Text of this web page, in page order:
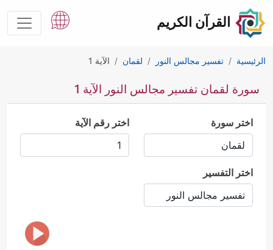
القرآن الكريم
الرئيسية تفسير مجالس النور لقمان الآية 1
سورة لقمان تفسير مجالس النور الآية 1
اختر سورة اختر رقم الآية
اختر التفسير